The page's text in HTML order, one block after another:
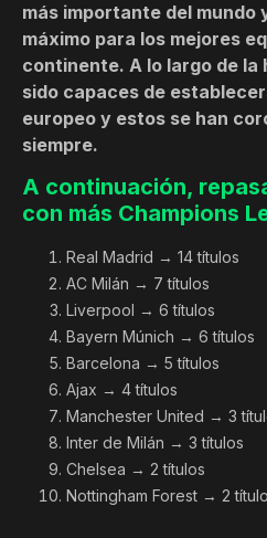
más importante del mundo
máximo para los mejores
continente. A lo largo de la
sido capaces de
europeo y estos se han
siempre.
A continuación,
con más Champions
Real Madrid → 14 títulos
AC Milán → 7 títulos
Liverpool → 6 títulos
Bayern Múnich → 6 títulos
Barcelona → 5 títulos
Ajax → 4 títulos
Manchester United → 3
Inter de Milán → 3 títulos
Chelsea → 2 títulos
Nottingham Forest → 2